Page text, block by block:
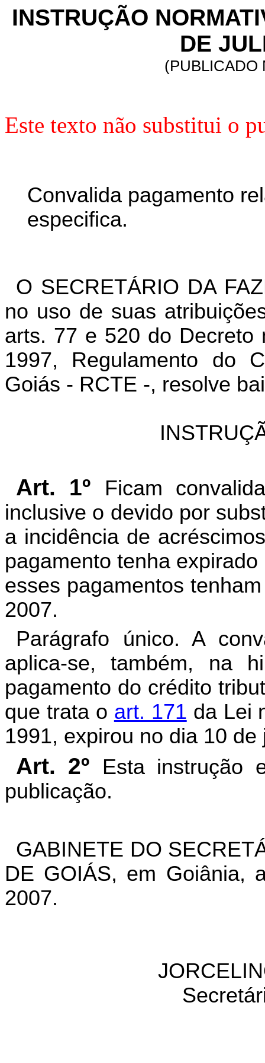
INSTRUÇÃO
DE
(PUBLICADO
Este texto não substitui o
Convalida pagamento
especifica.
O SECRETÁRIO DA
no uso de suas
arts. 77 e 520 do Decreto
1997, Regulamento do
Goiás - RCTE -, resolve
Art. 1º
Ficam
inclusive o devido por
a incidência de
pagamento tenha
esses pagamentos
2007.
Parágrafo único. A
aplica-se, também, na
pagamento do crédito
que trata o art. 171 da Lei
1991, expirou no dia 10 de
Art. 2º
Esta instrução
publicação.
GABINETE DO
DE GOIÁS, em Goiânia,
2007.